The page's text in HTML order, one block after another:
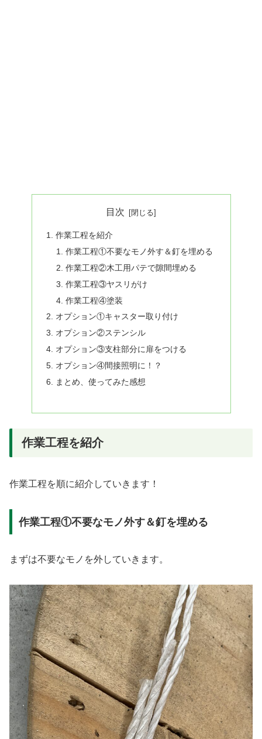
目次
作業工程を紹介
作業工程①不要なモノ外す＆釘を埋める
作業工程②木工用パテで隙間埋める
作業工程③ヤスリがけ
作業工程④塗装
オプション①キャスター取り付け
オプション②ステンシル
オプション③支柱部分に扉をつける
オプション④間接照明に！？
まとめ、使ってみた感想
作業工程を紹介
作業工程を順に紹介していきます！
作業工程①不要なモノ外す＆釘を埋める
まずは不要なモノを外していきます。